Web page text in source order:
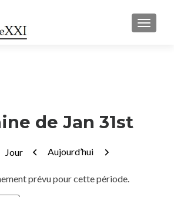
de Jan 31st
Jour Précédent
Aujourd’hui Suivant
prévu pour cette période.